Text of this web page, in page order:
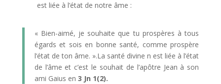
est liée à l’état de notre âme :
« Bien-aimé, je souhaite que tu prospères à tous
égards et sois en bonne santé, comme prospère
l’état de ton âme. ».La santé divine n est liée à l’état
de l’âme et c’est le souhait de l’apôtre Jean à son
ami Gaius en 3 Jn 1(2).